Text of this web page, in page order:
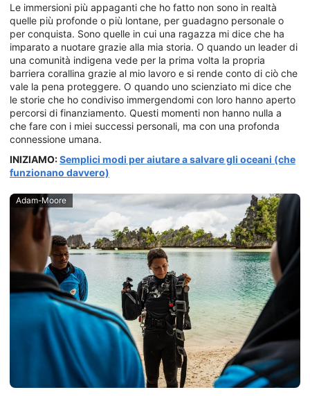
Le immersioni più appaganti che ho fatto non sono in realtà
quelle più profonde o più lontane, per guadagno personale o
per conquista. Sono quelle in cui una ragazza mi dice che ha
imparato a nuotare grazie alla mia storia. O quando un leader di
una comunità indigena vede per la prima volta la propria
barriera corallina grazie al mio lavoro e si rende conto di ciò che
vale la pena proteggere. O quando uno scienziato mi dice che
le storie che ho condiviso immergendomi con loro hanno aperto
percorsi di finanziamento. Questi momenti non hanno nulla a
che fare con i miei successi personali, ma con una profonda
connessione umana.
INIZIAMO:Semplici modi per aiutare a salvare gli oceani (che
funzionano davvero)
Adam-Moore